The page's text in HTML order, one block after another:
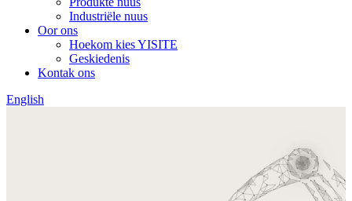
Industriële nuus
Oor ons
Hoekom kies YISITE
Geskiedenis
Kontak ons
English